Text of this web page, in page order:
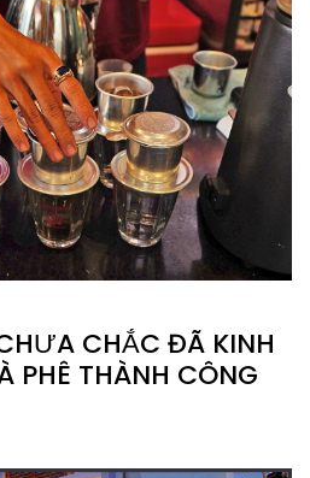
CHẮC ĐÃ KINH
PHÊ THÀNH CÔNG